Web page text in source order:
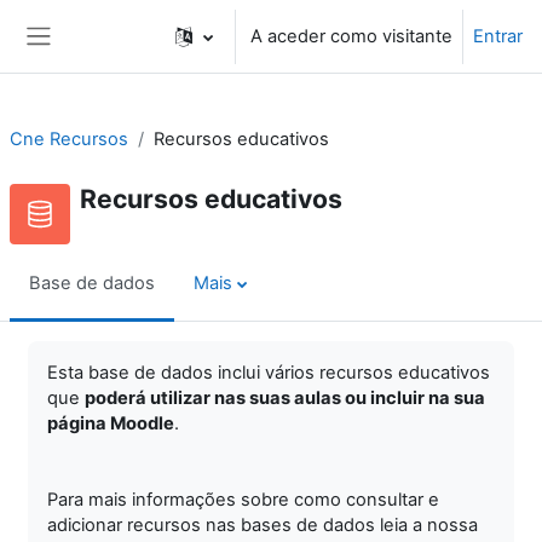
A aceder como visitante Entrar
Cne Recursos Recursos educativos
Recursos educativos
Base de dados Mais
Esta base de dados inclui vários recursos educativos
que poderá utilizar nas suas aulas ou incluir na sua
página Moodle.
Para mais informações sobre como consultar e
adicionar recursos nas bases de dados leia a nossa